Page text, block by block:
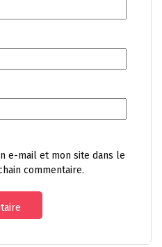
e-mail et mon site dans le
commentaire.